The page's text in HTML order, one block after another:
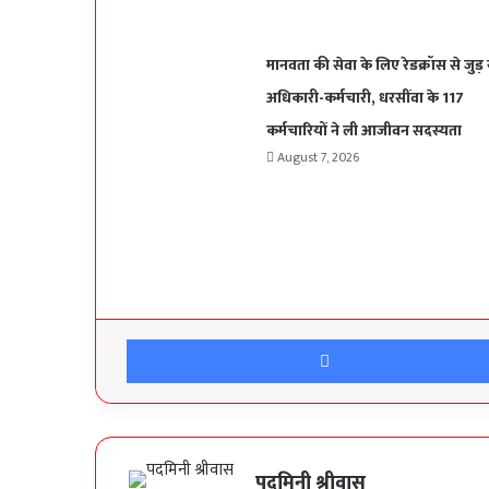
मानवता की सेवा के लिए रेडक्रॉस से जुड़
अधिकारी-कर्मचारी, धरसींवा के 117
कर्मचारियों ने ली आजीवन सदस्यता
August 7, 2026